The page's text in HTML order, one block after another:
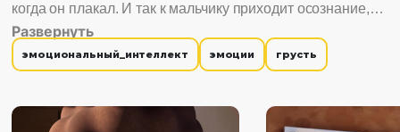
когда он плакал. И так к мальчику приходит осознание,
что плакать это нормально и даже важно.
Развернуть
эмоциональный_интеллект эмоции грусть